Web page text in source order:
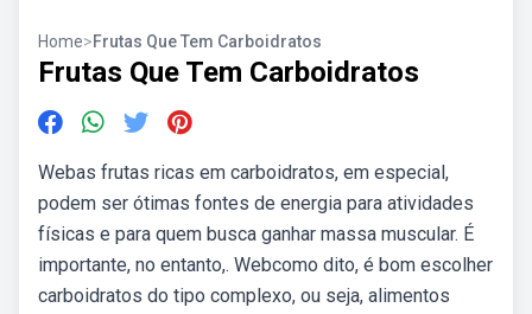
Home>Frutas Que Tem Carboidratos
Frutas Que Tem Carboidratos
Webas frutas ricas em carboidratos, em especial,
podem ser ótimas fontes de energia para atividades
físicas e para quem busca ganhar massa muscular. É
importante, no entanto,. Webcomo dito, é bom escolher
carboidratos do tipo complexo, ou seja, alimentos